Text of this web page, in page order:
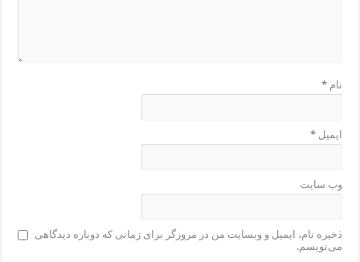
نام*
ایمیل*
وب‌ سایت
ذخیره نام، ایمیل و وبسایت من در مرورگر برای زمانی که دوباره دیدگاهی
می‌نویسم.